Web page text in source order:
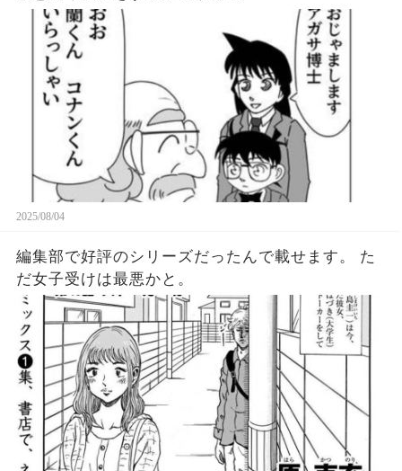
2025/08/04
編集部で好評のシリーズだったんで載せます。 た
だ女子受けは最悪かと。